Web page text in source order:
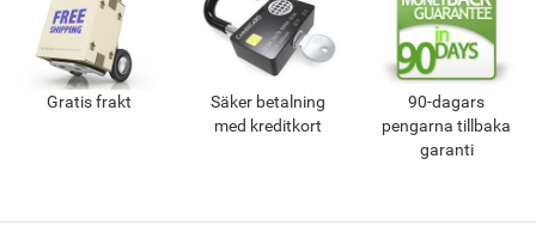
Gratis frakt
Säker betalning
med kreditkort
90-dagars
pengarna tillbaka
garanti